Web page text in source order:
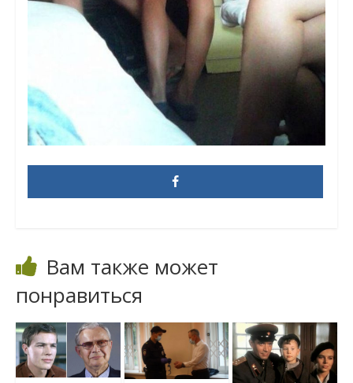
Вам также может
понравиться